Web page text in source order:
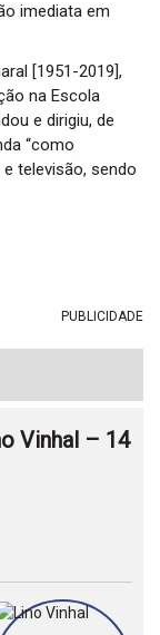
imediata em
[1951-2019],
na Escola
e dirigiu, de
“como
televisão, sendo
PUBLICIDADE
Vinhal – 14